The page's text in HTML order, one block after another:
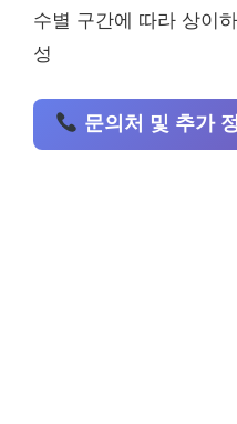
수별 구간에 따라 상이
성
문의처 및 추가